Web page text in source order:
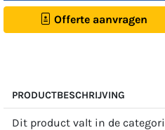
Offerte aanvragen
PRODUCTBESCHRIJVING
Dit product valt in de